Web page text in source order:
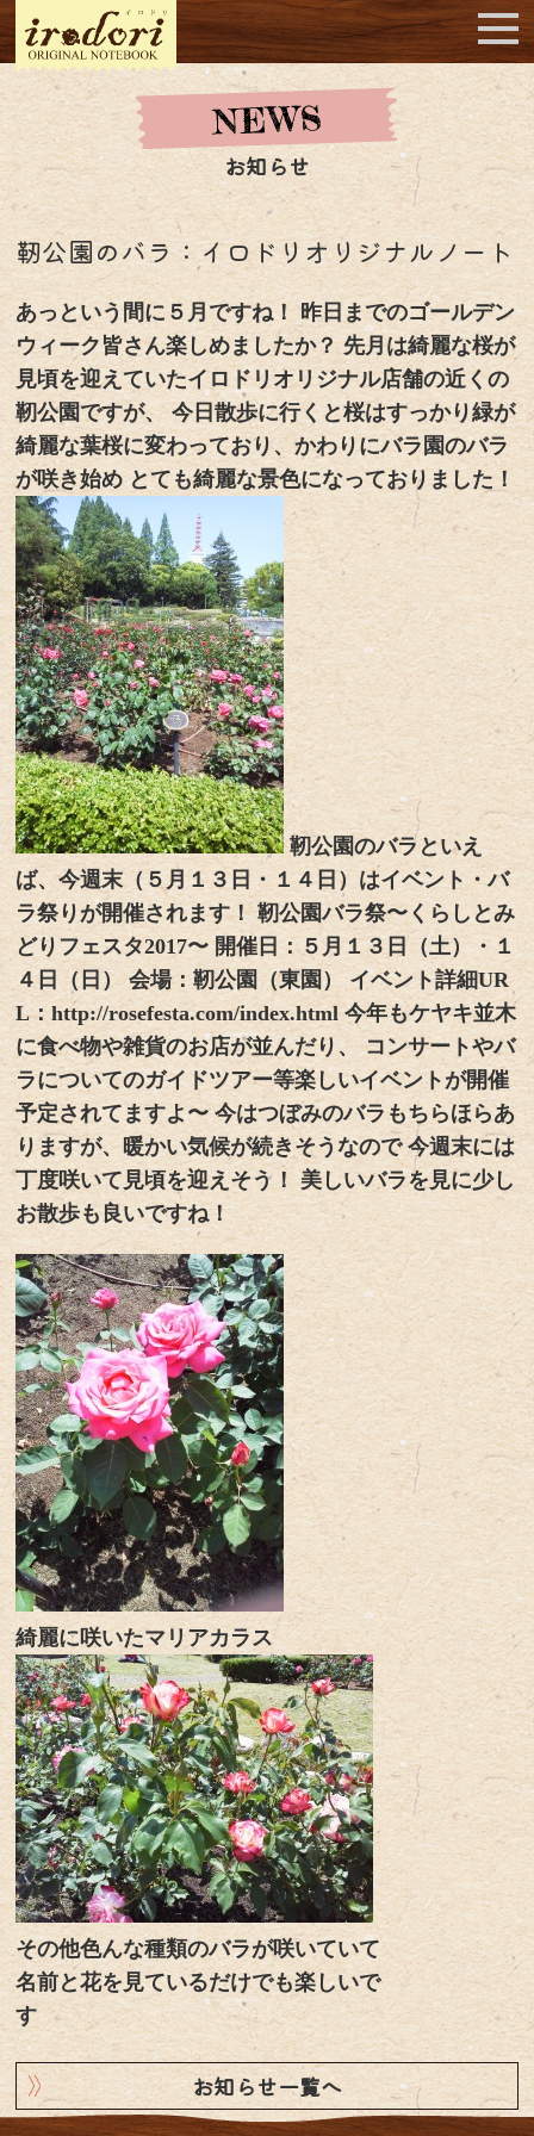
お知らせ
靭公園のバラ：イロドリオリジナルノート
あっという間に５月ですね！ 昨日までのゴールデン
ウィーク皆さん楽しめましたか？ 先月は綺麗な桜が
見頃を迎えていたイロドリオリジナル店舗の近くの
靭公園ですが、 今日散歩に行くと桜はすっかり緑が
綺麗な葉桜に変わっており、かわりにバラ園のバラ
が咲き始め とても綺麗な景色になっておりました！
靭公園のバラといえ
ば、今週末（５月１３日・１４日）はイベント・バ
ラ祭りが開催されます！ 靭公園バラ祭〜くらしとみ
どりフェスタ2017〜 開催日：５月１３日（土）・１
４日（日） 会場：靭公園（東園） イベント詳細UR
L：http://rosefesta.com/index.html 今年もケヤキ並木
に食べ物や雑貨のお店が並んだり、 コンサートやバ
ラについてのガイドツアー等楽しいイベントが開催
予定されてますよ〜 今はつぼみのバラもちらほらあ
りますが、暖かい気候が続きそうなので 今週末には
丁度咲いて見頃を迎えそう！ 美しいバラを見に少し
お散歩も良いですね！
綺麗に咲いたマリアカラス
その他色んな種類のバラが咲いていて
名前と花を見ているだけでも楽しいで
す
お知らせ一覧へ